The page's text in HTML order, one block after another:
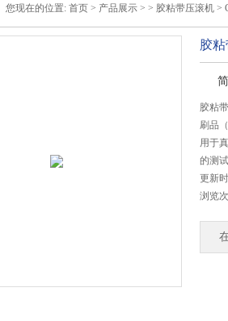
您现在的位置: 首页 > 产品展示 > > 胶粘带压滚机 >
胶
胶粘
刷品
用于
的测
更新
浏览